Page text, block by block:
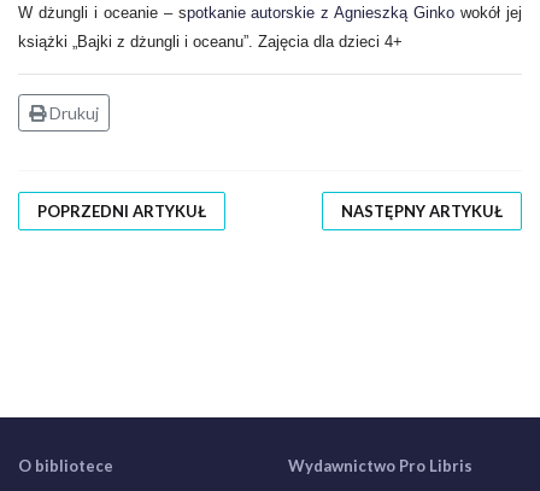
W dżungli i oceanie– spotkanie autorskie z Agnieszką Ginkowokół jej
książki „Bajki z dżungli i oceanu”. Zajęcia dla dzieci 4+
Drukuj
POPRZEDNI ARTYKUŁ NASTĘPNY ARTYKUŁ
O bibliotece
Wydawnictwo Pro Libris